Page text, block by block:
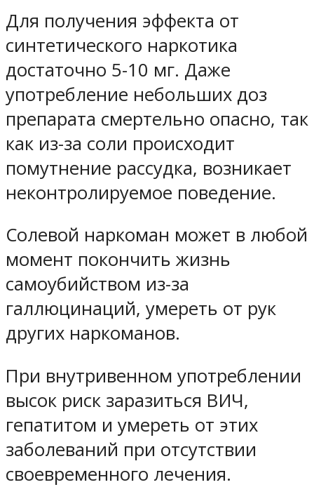
Для получения эффекта от
синтетического наркотика
достаточно 5-10 мг. Даже
употребление небольших доз
препарата смертельно опасно, так
как из-за соли происходит
помутнение рассудка, возникает
неконтролируемое поведение.
Солевой наркоман может в любой
момент покончить жизнь
самоубийством из-за
галлюцинаций, умереть от рук
других наркоманов.
При внутривенном употреблении
высок риск заразиться ВИЧ,
гепатитом и умереть от этих
заболеваний при отсутствии
своевременного лечения.